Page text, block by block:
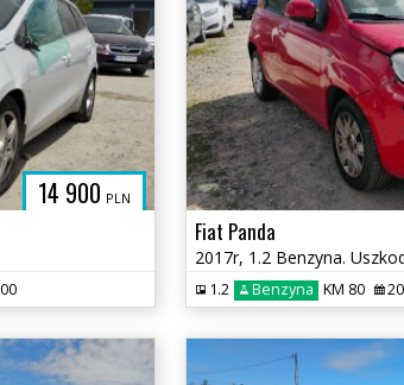
14 900 PLN
Fiat Panda
1.2 Benzyna KM 80